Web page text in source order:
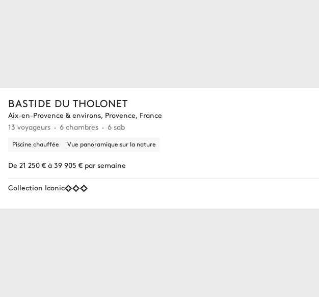
BASTIDE DU THOLONET
Aix-en-Provence & environs, Provence, France
13 voyageurs
6 chambres 6 sdb
Piscine chauffée Vue panoramique sur la nature
De 21 250 € à 39 905 € par semaine
Collection Iconic